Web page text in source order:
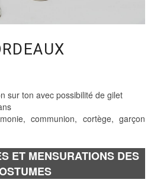
sur ton avec possibilité de gilet
communion, cortège, garçon
ET MENSURATIONS DES